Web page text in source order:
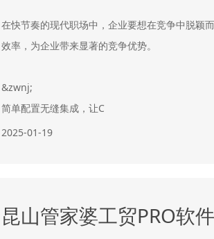
在快节奏的现代职场中，企业要想在竞争中脱颖
效率，为企业带来显著的竞争优势。
&zwnj;
简单配置无缝集成，让C
2025-01-19
昆山管家婆工贸PRO软